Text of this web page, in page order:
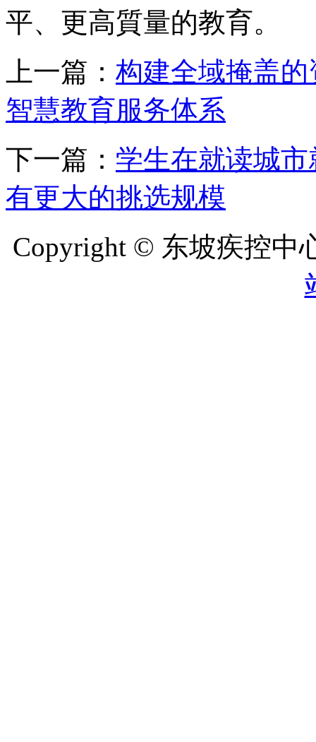
平、更高質量的教育。
上一篇： 构建全域掩盖
智慧教育服务体系
下一篇： 学生在就读城
有更大的挑选规模
Copyright © 东坡疾控中